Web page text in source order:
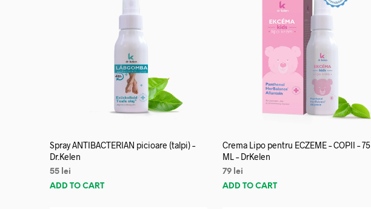
Spray ANTIBACTERIAN picioare (talpi) –
Dr.Kelen
55 lei
ADD TO CART
Crema Lipo pentru ECZEME – COPII – 75
ML – DrKelen
79 lei
ADD TO CART